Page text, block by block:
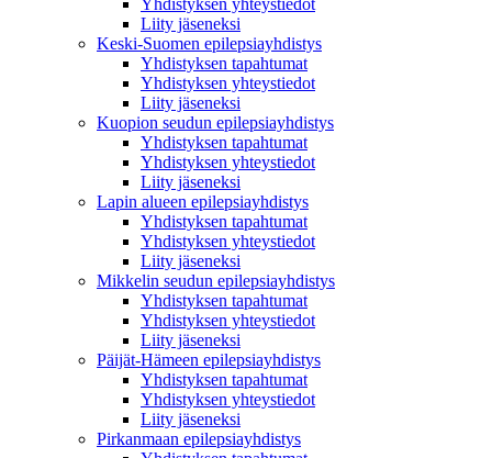
Liity jäseneksi
Keski-Suomen epilepsiayhdistys
Yhdistyksen tapahtumat
Yhdistyksen yhteystiedot
Liity jäseneksi
Kuopion seudun epilepsiayhdistys
Yhdistyksen tapahtumat
Yhdistyksen yhteystiedot
Liity jäseneksi
Lapin alueen epilepsiayhdistys
Yhdistyksen tapahtumat
Yhdistyksen yhteystiedot
Liity jäseneksi
Mikkelin seudun epilepsiayhdistys
Yhdistyksen tapahtumat
Yhdistyksen yhteystiedot
Liity jäseneksi
Päijät-Hämeen epilepsiayhdistys
Yhdistyksen tapahtumat
Yhdistyksen yhteystiedot
Liity jäseneksi
Pirkanmaan epilepsiayhdistys